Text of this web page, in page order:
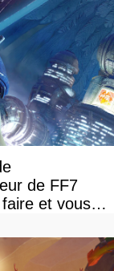
de FF7
et vous